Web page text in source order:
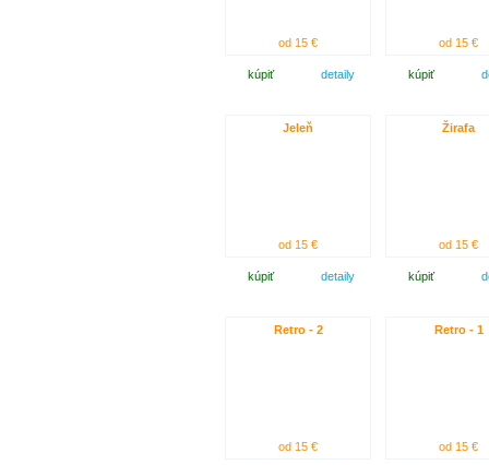
od 15 €
kúpiť detaily
od 15 €
kúpiť
Jeleň
od 15 €
kúpiť detaily
Žirafa
od 15 €
kúpiť
Retro - 2
od 15 €
Retro - 1
od 15 €